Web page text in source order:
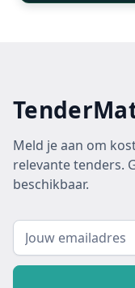
Meld je aan om
relevante tenders.
beschikbaar.